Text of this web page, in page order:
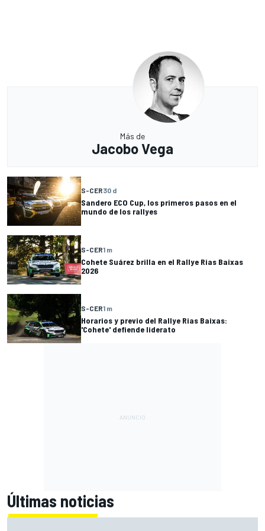
Más de
Jacobo Vega
S-CER30 d
Sandero ECO Cup, los primeros pasos en el
mundo de los rallyes
S-CER1 m
Cohete Suárez brilla en el Rallye Rias Baixas
2026
S-CER1 m
Horarios y previo del Rallye Rias Baixas:
'Cohete' defiende liderato
Últimas noticias